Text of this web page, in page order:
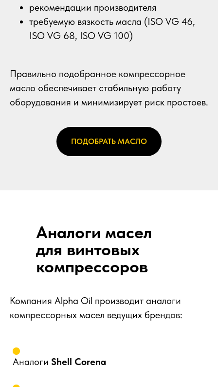
рекомендации производителя
требуемую вязкость масла (ISO VG 46,
ISO VG 68, ISO VG 100)
Правильно подобранное компрессорное
масло обеспечивает стабильную работу
оборудования и минимизирует риск простоев.
ПОДОБРАТЬ МАСЛО
Аналоги масел
для винтовых
компрессоров
Компания Alpha Oil производит аналоги
компрессорных масел ведущих брендов:
Аналоги Shell Corena